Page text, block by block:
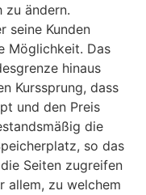
zu ändern.
seine Kunden
Möglichkeit. Das
hinaus
Kurssprung, dass
und den Preis
die
so das
Seiten zugreifen
allem, zu welchem